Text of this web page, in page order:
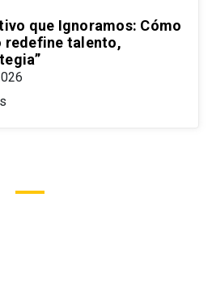
que Ignoramos: Cómo
redefine talento,